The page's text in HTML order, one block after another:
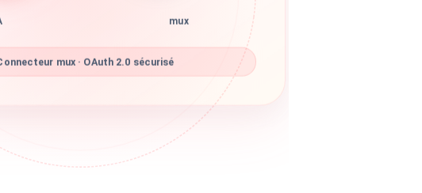
mux
mux · OAuth 2.0 sécurisé